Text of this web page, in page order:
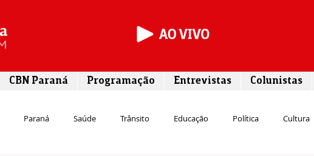
CBN Paraná Programação Entrevistas Colunistas
Paraná Saúde Trânsito Educação Política Cultura